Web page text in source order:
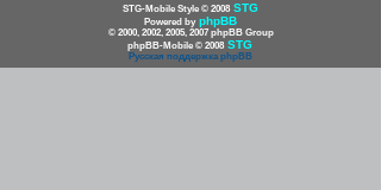
STG-Mobile Style © 2008 STG
Powered by phpBB
© 2000, 2002, 2005, 2007 phpBB Group
phpBB-Mobile © 2008 STG
Русская поддержка phpBB